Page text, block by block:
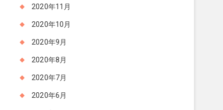
2020年11月
2020年10月
2020年9月
2020年8月
2020年7月
2020年6月